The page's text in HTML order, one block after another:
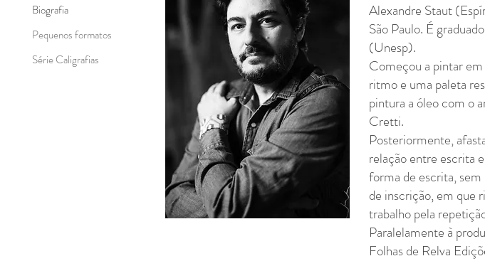
Biografia
Pequenos formatos
Série Caligrafias
Alexandre Staut
São Paulo. É
(Unesp).
Começou a pintar
ritmo e uma paleta
pintura a óleo com o
Cretti.
Posteriormente,
relação entre escrita
forma de escrita,
de inscrição, em que
trabalho pela
Paralelamente à
Folhas de Relva